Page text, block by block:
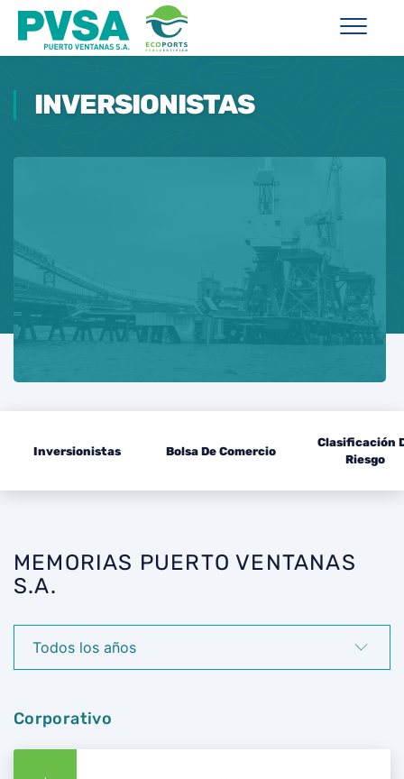
INVERSIONISTAS
Inversionistas Bolsa De Comercio
Clasificación
Riesgo
MEMORIAS PUERTO VENTANAS
S.A.
Corporativo